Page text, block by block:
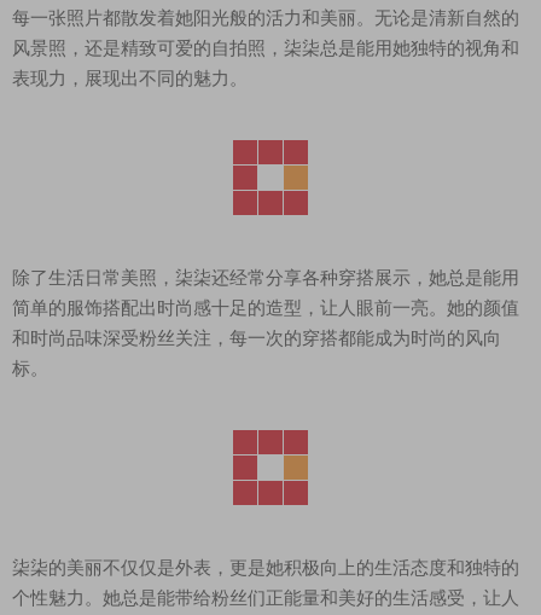
每一张照片都散发着她阳光般的活力和美丽。无论是清新自然的
风景照，还是精致可爱的自拍照，柒柒总是能用她独特的视角和
表现力，展现出不同的魅力。
除了生活日常美照，柒柒还经常分享各种穿搭展示，她总是能用
简单的服饰搭配出时尚感十足的造型，让人眼前一亮。她的颜值
和时尚品味深受粉丝关注，每一次的穿搭都能成为时尚的风向
标。
柒柒的美丽不仅仅是外表，更是她积极向上的生活态度和独特的
个性魅力。她总是能带给粉丝们正能量和美好的生活感受，让人